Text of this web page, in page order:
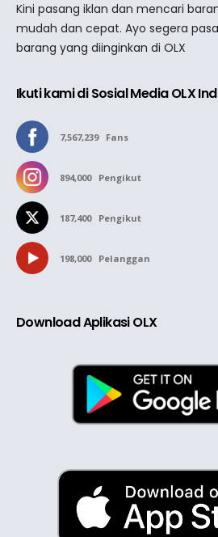
Kini pasang iklan dan mencari
mudah dan cepat. Ayo segera
barang yang diinginkan di OLX
Ikuti kami di Sosial Media OLX
7,567,239 Fans
894,000 Pengikut
187,400 Pengikut
198,000 Pelanggan
Download Aplikasi OLX